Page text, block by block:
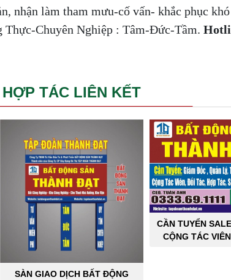
nhận làm tham mưu-cố vấn- khắc phục khó
Thực-Chuyên Nghiệp : Tâm-Đức-Tầm.
HỢP TÁC LIÊN KẾT
SÀN GIAO DỊCH BẤT ĐỘNG
CẦN TUYỂN
CỘNG TÁC